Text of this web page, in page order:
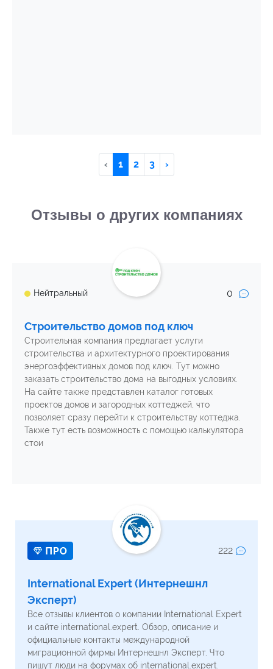
‹ 1 2 3 ›
Отзывы о других компаниях
Нейтральный 0
Строительство домов под ключ
Строительная компания предлагает услуги
строительства и архитектурного проектирования
энергоэффективных домов под ключ. Тут можно
заказать строительство дома на выгодных условиях.
На сайте также представлен каталог готовых
проектов домов и загородных коттеджей, что
позволяет сразу перейти к строительству коттеджа.
Также тут есть возможность с помощью калькулятора
стои
222
International Expert (Интернешнл
Эксперт)
Все отзывы клиентов о компании International Expert
и сайте international.expert. Обзор, описание и
официальные контакты международной
миграционной фирмы Интернешнл Эксперт. Что
пишут люди на форумах об international.expert.